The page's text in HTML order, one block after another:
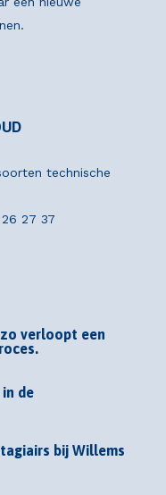
technische
27 37
verloopt een
de
bij Willems